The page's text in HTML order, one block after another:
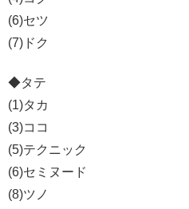
(6)セツ
(7)ドク
◆タテ
(1)タカ
(3)ココ
(5)テクニック
(6)セミヌード
(8)ツノ